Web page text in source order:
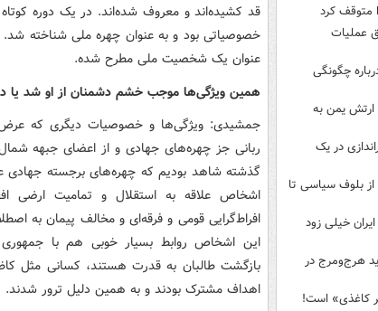
متوقف کرد
عملیات
چگونگی
یمن به
در یک
بلوف سیاسی تا
خیلی زود
هرج‌ومرج در
کاغذی» است!
خصوصیاتی بود و به عنوان چهره ملی شناخته
عنوان یک شخصیت ملی مطرح شده.
همین ویژگی‌ها موجب خشم دشمنان از او شد یا
جمشیدی: ویژگی‌ها و خصوصیات دیگری که عرض
گذشته شاهد بودیم که چهره‌های برجسته
اشخاص علاقه به استقلال و تمامیت ارضی
افراط‌گرایی قومی و فرقه‌ای و مخالف پیمان به
این اشخاص روابط بسیار خوبی هم با
بازگشت طالبان به قدرت هستند، کسانی مثل
اهداف مشترک بودند و به همین دلیل ترور شدند.